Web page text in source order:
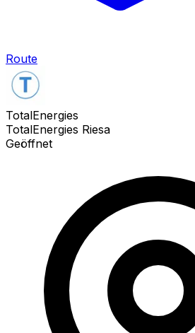
Route
TotalEnergies
TotalEnergies Riesa
Geöffnet